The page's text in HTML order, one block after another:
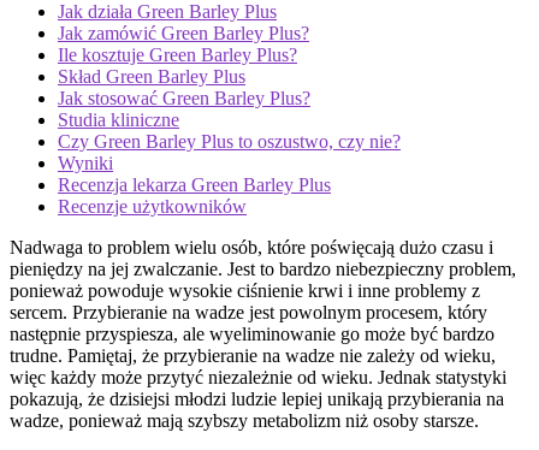
Jak działa Green Barley Plus
Jak zamówić Green Barley Plus?
Ile kosztuje Green Barley Plus?
Skład Green Barley Plus
Jak stosować Green Barley Plus?
Studia kliniczne
Czy Green Barley Plus to oszustwo, czy nie?
Wyniki
Recenzja lekarza Green Barley Plus
Recenzje użytkowników
Nadwaga to problem wielu osób, które poświęcają dużo czasu i
pieniędzy na jej zwalczanie. Jest to bardzo niebezpieczny problem,
ponieważ powoduje wysokie ciśnienie krwi i inne problemy z
sercem. Przybieranie na wadze jest powolnym procesem, który
następnie przyspiesza, ale wyeliminowanie go może być bardzo
trudne. Pamiętaj, że przybieranie na wadze nie zależy od wieku,
więc każdy może przytyć niezależnie od wieku. Jednak statystyki
pokazują, że dzisiejsi młodzi ludzie lepiej unikają przybierania na
wadze, ponieważ mają szybszy metabolizm niż osoby starsze.